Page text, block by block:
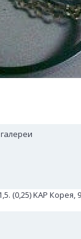
(0,25) KAP Корея,